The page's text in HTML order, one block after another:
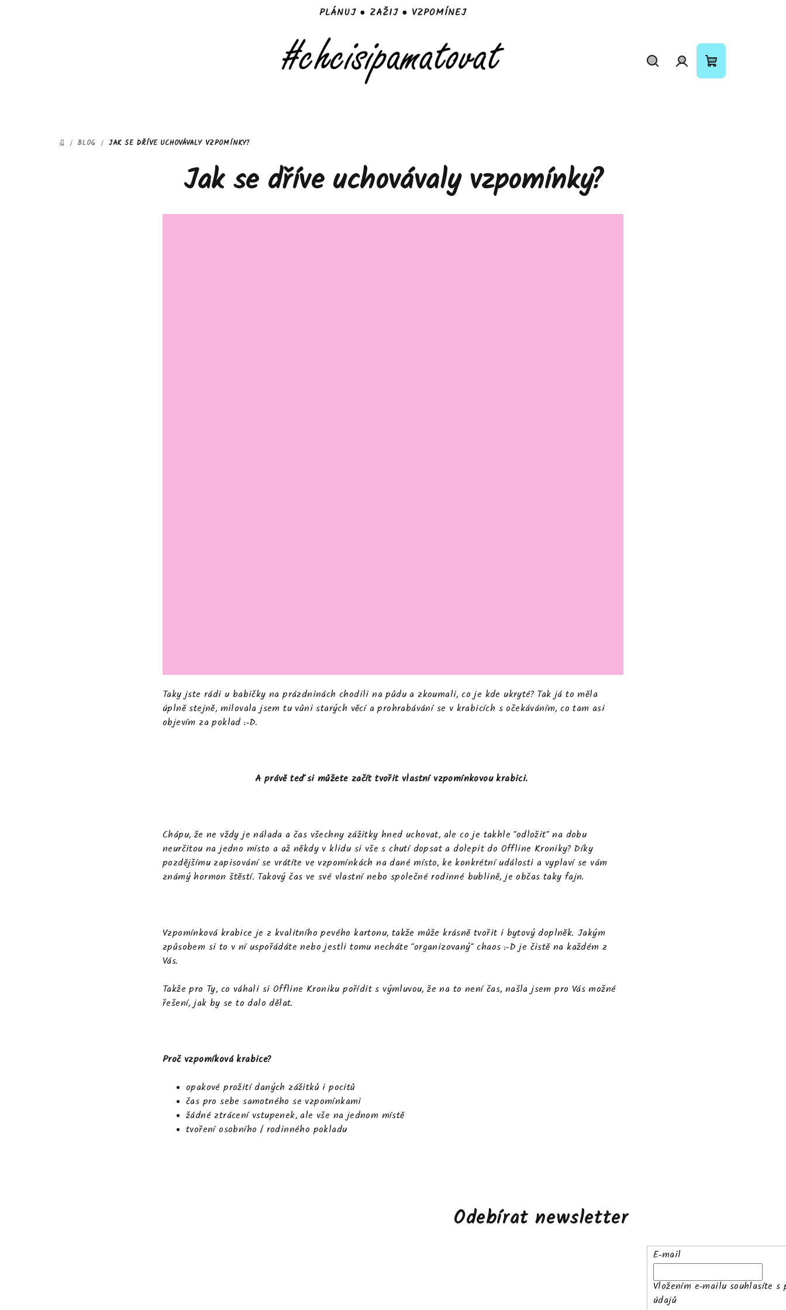
PLÁNUJ ● ZAŽIJ ● VZPOMÍNEJ
PřihlášeníNákupní
DOMŮ
/ BLOG / JAK SE DŘÍVE UCHOVÁVALY VZPOMÍNKY?
Jak se dříve uchovávaly vzpomínky?
Taky jste rádi u babičky na prázdninách chodili na půdu a zkoumali, co je kde ukryté? Tak já to měla
úplně stejně, milovala jsem tu vůni starých věcí a prohrabávání se v krabicích s očekáváním, co tam asi
objevím za poklad :-D.
A právě teď si můžete začít tvořit vlastní vzpomínkovou krabici.
Chápu, že ne vždy je nálada a čas všechny zážitky hned uchovat, ale co je takhle "odložit" na dobu
neurčitou na jedno místo a až někdy v klidu si vše s chutí dopsat a dolepit do Offline Kroniky? Díky
pozdějšímu zapisování se vrátíte ve vzpomínkách na dané místo, ke konkrétní události a vyplaví se vám
známý hormon štěstí. Takový čas ve své vlastní nebo společné rodinné bublině, je občas taky fajn.
Vzpomínková krabiceje z kvalitního pevého kartonu, takže může krásně tvořit i bytový doplněk. Jakým
způsobem si to v ní uspořádáte nebo jestli tomu necháte "organizovaný" chaos :-D je čistě na každém z
Vás.
Takže pro Ty, co váhali si Offline Kroniku pořídit s výmluvou, že na to není čas, našla jsem pro Vás možné
řešení, jak by se to dalo dělat.
Proč vzpomíková krabice?
opakové prožití daných zážitků i pocitů
čas pro sebe samotného se vzpomínkami
žádné ztrácení vstupenek, ale vše na jednom místě
tvoření osobního / rodinného pokladu
Odebírat newsletter
E-mail
Vložením e-mailu souhlasíte s
údajů